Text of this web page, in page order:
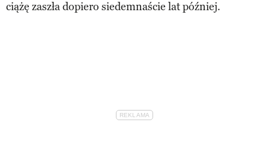
ciążę zaszła dopiero siedemnaście lat później.